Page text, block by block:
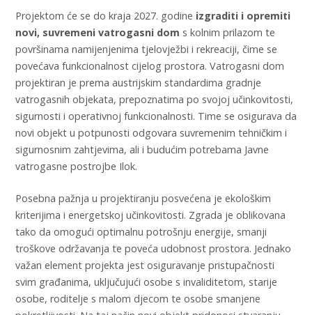
Projektom će se do kraja 2027. godine izgraditi i opremiti
novi, suvremeni vatrogasni dom s kolnim prilazom te
površinama namijenjenima tjelovježbi i rekreaciji, čime se
povećava funkcionalnost cijelog prostora. Vatrogasni dom
projektiran je prema austrijskim standardima gradnje
vatrogasnih objekata, prepoznatima po svojoj učinkovitosti,
sigurnosti i operativnoj funkcionalnosti. Time se osigurava da
novi objekt u potpunosti odgovara suvremenim tehničkim i
sigurnosnim zahtjevima, ali i budućim potrebama Javne
vatrogasne postrojbe Ilok.
Posebna pažnja u projektiranju posvećena je ekološkim
kriterijima i energetskoj učinkovitosti. Zgrada je oblikovana
tako da omogući optimalnu potrošnju energije, smanji
troškove održavanja te poveća udobnost prostora. Jednako
važan element projekta jest osiguravanje pristupačnosti
svim građanima, uključujući osobe s invaliditetom, starije
osobe, roditelje s malom djecom te osobe smanjene